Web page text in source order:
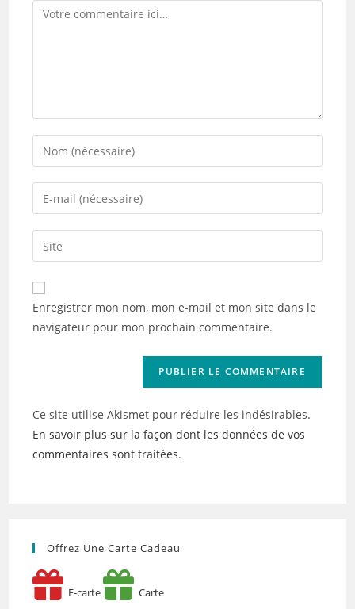
Comment
Enter
your
name
comment
Enter
your
email
address
comment
Saisir
l’URL
de
votre
(facultatif)
Enregistrer mon nom, mon e-mail et mon site dans le
navigateur pour mon prochain commentaire.
Ce site utilise Akismet pour réduire les indésirables.
En savoir plus sur la façon dont les données de vos
commentaires sont traitées.
Offrez Une Carte Cadeau
E-carte Carte